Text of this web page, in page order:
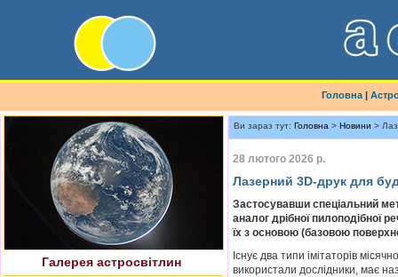
Головна|
Найновіше астрофото
Галерея астросвітлин
Ви зараз тут: Головна > Новини >
28 лютого 2026 р.
Лазерний 3D-друк для
Застосувавши спеціальний
аналог дрібної пилоподібної
їх з основою (базовою
Існує два типи імітаторів
використали дослідники, має